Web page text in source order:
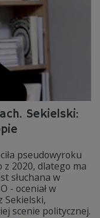
Sekielski:
pseudowyroku
2020, dlatego ma
słuchana w
- oceniał w
Sekielski,
scenie politycznej.